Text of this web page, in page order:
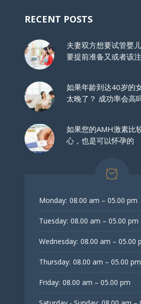
RECENT POSTS
夫妻双方想要试管婴
要提前准备又或者该
如果年龄到达40岁的
太晚了？ 成功率会高
如果您的AMH激素比
心，也是可以怀孕的
Monday: 08.00 am – 05.00 pm
Tuesday: 08.00 am – 05.00 pm
Wednesday: 08.00 am – 05.00
Thursday: 08.00 am – 05.00 pm
Friday: 08.00 am – 05.00 pm